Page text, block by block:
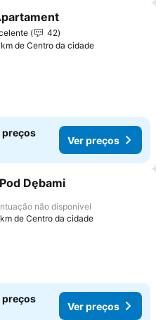
aos favoritos
42
de Centro da cidade
preços
Ver preços
aos favoritos
Dębami
não disponível
de Centro da cidade
preços
Ver preços